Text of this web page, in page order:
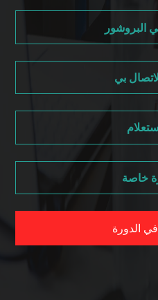
البروشور
بي
خاصة
الدورة